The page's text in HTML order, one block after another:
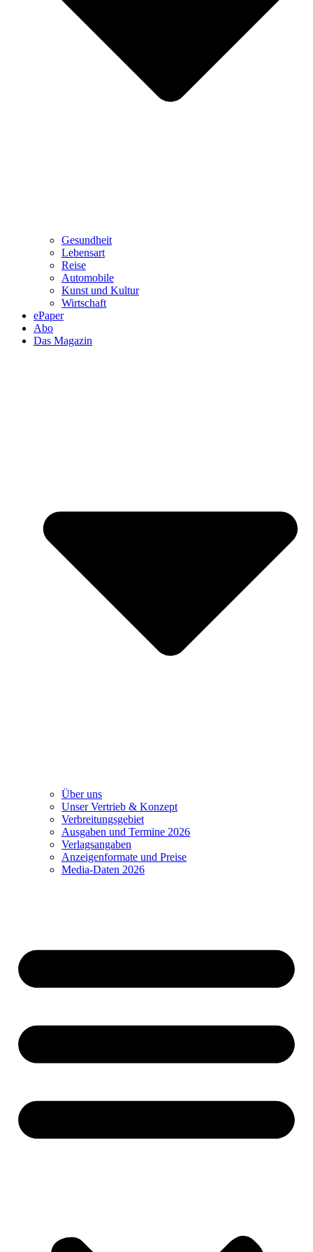
Gesundheit
Lebensart
Reise
Automobile
Kunst und Kultur
Wirtschaft
ePaper
Abo
Das Magazin
Über uns
Unser Vertrieb & Konzept
Verbreitungsgebiet
Ausgaben und Termine 2026
Verlagsangaben
Anzeigenformate und Preise
Media-Daten 2026